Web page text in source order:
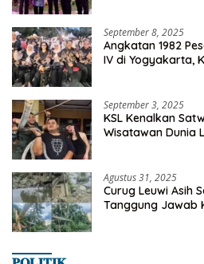
September 8, 2025
Angkatan 1982
IV di Yogyakarta,
September 3, 2025
KSL Kenalkan
Wisatawan Dunia
Agustus 31, 2025
Curug Leuwi Asih
Tanggung Jawab